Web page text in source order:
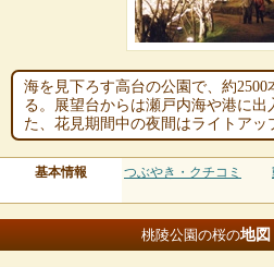
海を見下ろす高台の公園で、約
る。展望台からは瀬戸内海や港に出
た、花見期間中の夜間はライトアッ
基本情報 つぶやき・クチコミ
桃陵公園の桜の地図